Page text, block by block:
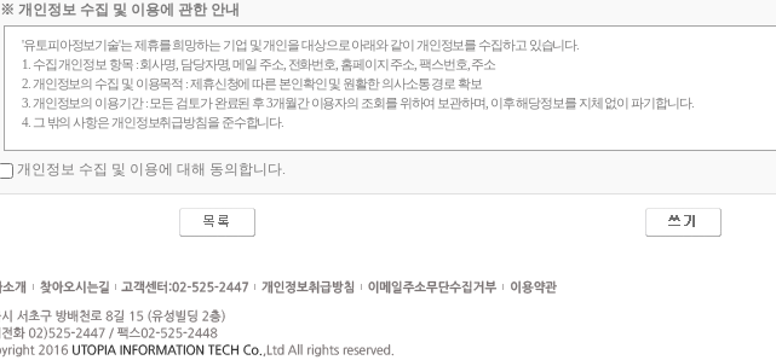
※ 개인정보 수집 및 이용에 관한 안내
'유토피아정보기술'는 제휴를 희망하는 기업 및 개인을 대상으로 아래와 같이 개인정보를 수집하고 있습니다.
1. 수집 개인정보 항목 : 회사명, 담당자명, 메일 주소, 전화번호, 홈페이지 주소, 팩스번호, 주소
2. 개인정보의 수집 및 이용목적 : 제휴신청에 따른 본인확인 및 원활한 의사소통 경로 확보
3. 개인정보의 이용기간 : 모든 검토가 완료된 후 3개월간 이용자의 조회를 위하여 보관하며, 이후 해당정보를 지체 없이 파기합니다.
4. 그 밖의 사항은 개인정보취급방침을 준수합니다.
개인정보 수집 및 이용에 대해 동의합니다.